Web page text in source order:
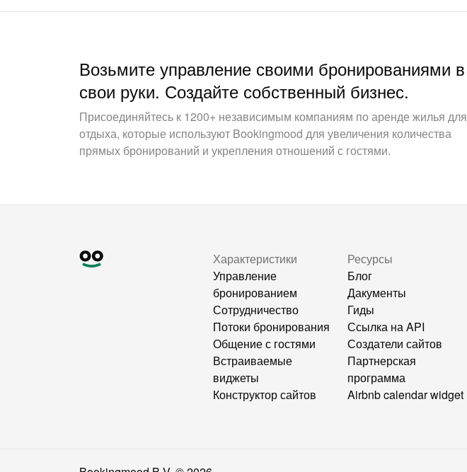
Возьмите управление своими бронированиями в
свои руки. Создайте собственный бизнес.
Присоединяйтесь к 1200+ независимым компаниям по аренде жилья для
отдыха, которые используют Bookingmood для увеличения количества
прямых бронирований и укрепления отношений с гостями.
Характеристики
Управление
бронированием
Сотрудничество
Потоки бронирования
Общение с гостями
Встраиваемые
виджеты
Конструктор сайтов
Ресурсы
Блог
Дакументы
Гиды
Ссылка на API
Создатели сайтов
Партнерская
программа
Airbnb calendar widget